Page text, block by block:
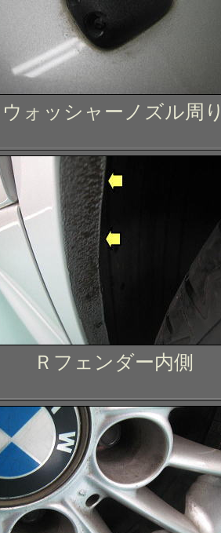
ウォッシャーノズル周
Ｒフェンダー内側